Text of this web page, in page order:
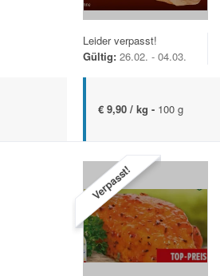
Leider verpasst!
Gültig: 26.02. - 04.03.
€ 9,90 / kg - 100 g
Verpasst!